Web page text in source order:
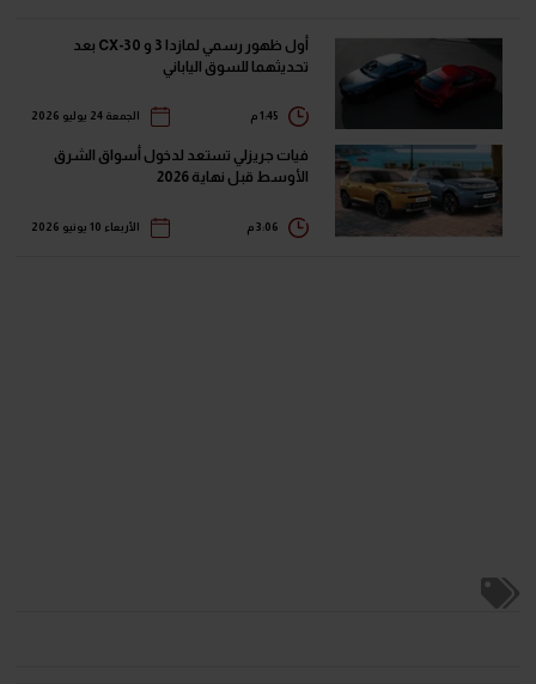
أول ظهور رسمي لمازدا 3 و CX-30 بعد
تحديثهما للسوق الياباني
الجمعة 24 يوليو 2026
فيات جريزلي تستعد لدخول أسواق الشرق
الأوسط قبل نهاية 2026
الأربعاء 10 يونيو 2026